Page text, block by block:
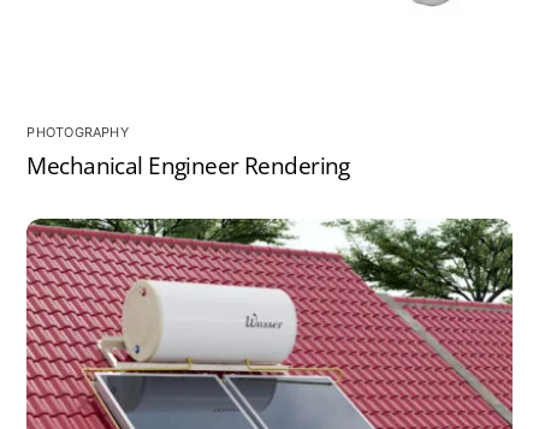
PHOTOGRAPHY
Mechanical Engineer Rendering